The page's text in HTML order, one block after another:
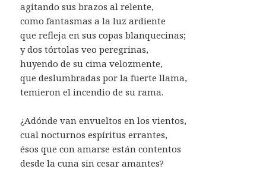
agitando sus brazos al relente,
como fantasmas a la luz ardiente
que refleja en sus copas blanquecinas;
y dos tórtolas veo peregrinas,
huyendo de su cima velozmente,
que deslumbradas por la fuerte llama,
temieron el incendio de su rama.
¿Adónde van envueltos en los vientos,
cual nocturnos espíritus errantes,
ésos que con amarse están contentos
desde la cuna sin cesar amantes?